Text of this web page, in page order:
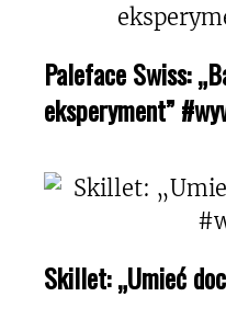
Paleface Swiss:
eksperyment”
Skillet: „Umieć